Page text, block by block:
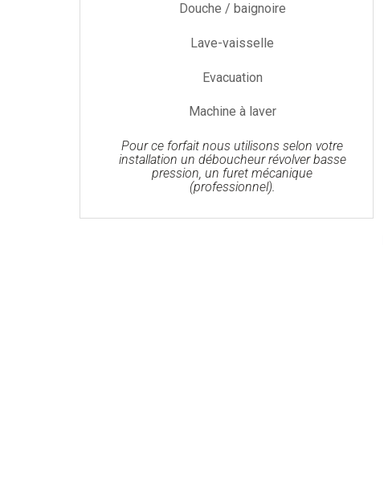
Douche / baignoire
Lave-vaisselle
Evacuation
Machine à laver
Pour ce forfait nous utilisons selon votre
installation un déboucheur révolver basse
pression, un furet mécanique
(professionnel).